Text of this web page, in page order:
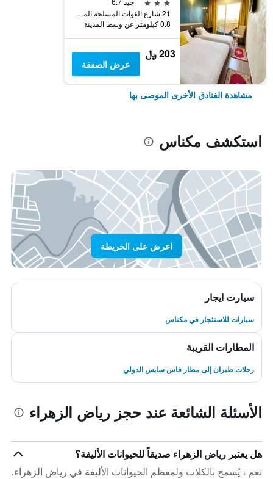
21 شارع القوات المسلحة الملكية, مكناس, المغرب
0.8 كيلومتر عن وسط المدينة
203 ﷼
عرض الصفقة
مشاهدة الفنادق الأخرى الموصى بها
استكشف مكناس
اعرض على الخريطة
سيارت ايجار
سيارات للاستئجار في مكناس
المطارات القريبة
رحلات طيران إلى مطار فاس سايس الدولي
الأسئلة الشائعة عند حجز رياض الزهراء
هل يعتبر رياض الزهراء صديقاً للحيوانات الأليفة؟
نعم ، يُسمح بالكلاب ولمعظم الحيوانات الأليفة في رياض الزهراء.